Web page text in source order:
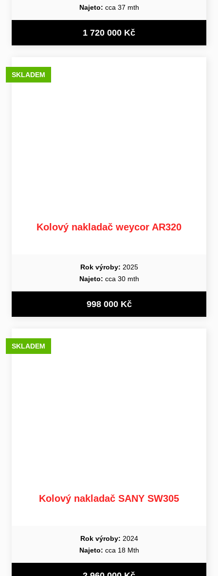
Najeto: cca 37 mth
1 720 000 Kč
SKLADEM
Kolový nakladač weycor AR320
Rok výroby: 2025
Najeto: cca 30 mth
998 000 Kč
SKLADEM
Kolový nakladač SANY SW305
Rok výroby: 2024
Najeto: cca 18 Mth